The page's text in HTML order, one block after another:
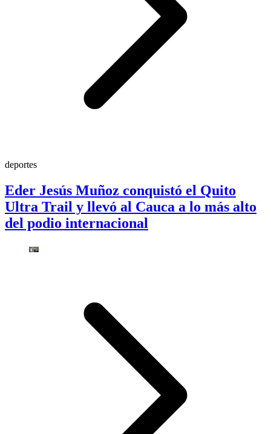
deportes
Eder Jesús Muñoz conquistó el Quito
Ultra Trail y llevó al Cauca a lo más alto
del podio internacional